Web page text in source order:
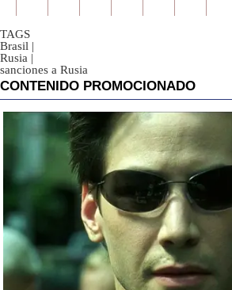
TAGS
Brasil |
Rusia |
sanciones a Rusia